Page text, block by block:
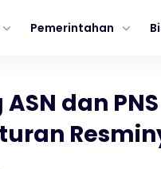
Pemerintahan
dan